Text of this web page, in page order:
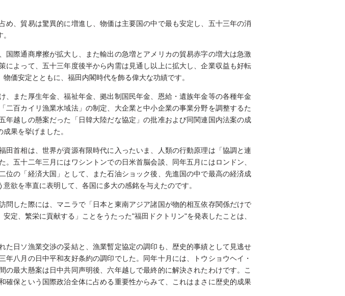
、貿易は驚異的に増進し、物価は主要国の中で最も安定し、五十三年の消
際通商摩擦が拡大し、また輸出の急増とアメリカの貿易赤字の増大は急激
よって、五十三年度後半から内需は見通し以上に拡大し、企業収益も好転
価安定とともに、福田内閣時代を飾る偉大な功績です。
また厚生年金、福祉年金、拠出制国民年金、恩給・遺族年金等の各種年金
百カイリ漁業水域法」の制定、大企業と中小企業の事業分野を調整するた
越しの懸案だった「日韓大陸だな協定」の批准および同関連国内法案の成
果を挙げました。
首相は、世界が資源有限時代に入ったいま、人類の行動原理は「協調と連
五十二年三月にはワシントンでの日米首脳会談、同年五月にはロンドン、
の「経済大国」として、また石油ショック後、先進国の中で最高の経済成
欲を率直に表明して、各国に多大の感銘を与えたのです。
した際には、マニラで「日本と東南アジア諸国が物的相互依存関係だけで
定、繁栄に貢献する」ことをうたった"福田ドクトリン"を発表したことは、
日ソ漁業交渉の妥結と、漁業暫定協定の調印も、歴史的事績として見逃せ
八月の日中平和友好条約の調印でした。同年十月には、トウショウヘイ・
最大懸案は日中共同声明後、六年越しで最終的に解決されたわけです。こ
保という国際政治全体に占める重要性からみて、これはまさに歴史的成果